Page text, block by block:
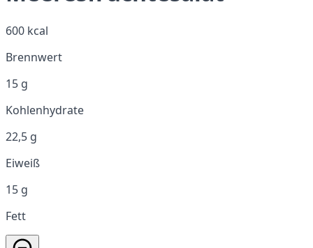
600 kcal
Brennwert
15 g
Kohlenhydrate
22,5 g
Eiweiß
15 g
Fett